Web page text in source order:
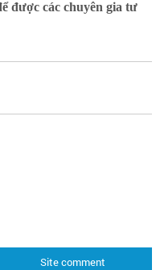
được các chuyên gia tư
Site comment